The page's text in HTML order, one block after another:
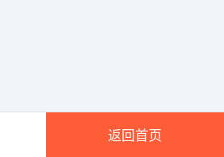
返回首页